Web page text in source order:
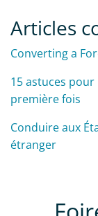
Articles
Converting a
15 astuces
première fois
Conduire aux
étranger